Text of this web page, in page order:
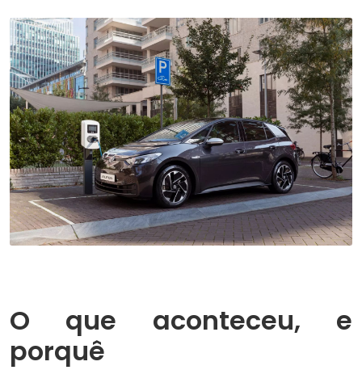
O que aconteceu, e
porquê